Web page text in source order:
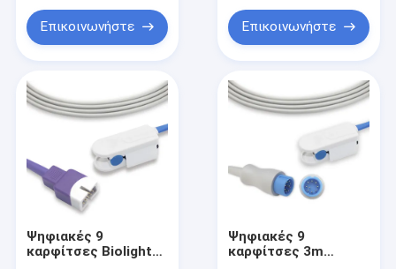
Επικοινωνήστε Επικοινωνήστε
Ψηφιακές 9
καρφίτσες Biolight
Ψηφιακές 9
καρφίτσες 3m